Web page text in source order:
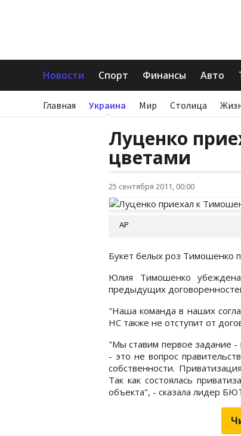
Новости Спорт Финансы Авто
Главная Украина Мир Столица
Луценко
цветами
25 сентября 2011, 00:00
АР
Букет белых роз Тимошенко
Юлия Тимошенко
предыдущих
"Наша команда в наших
НС также не отступит от
"Мы ставим первое задание -
- это не вопрос
собственности.
Так как состоялась
объекта", - сказала лидер